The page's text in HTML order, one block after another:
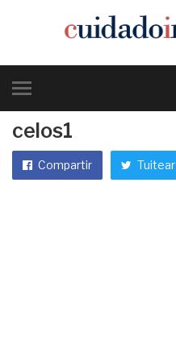
celos1
Compartir Tuitear